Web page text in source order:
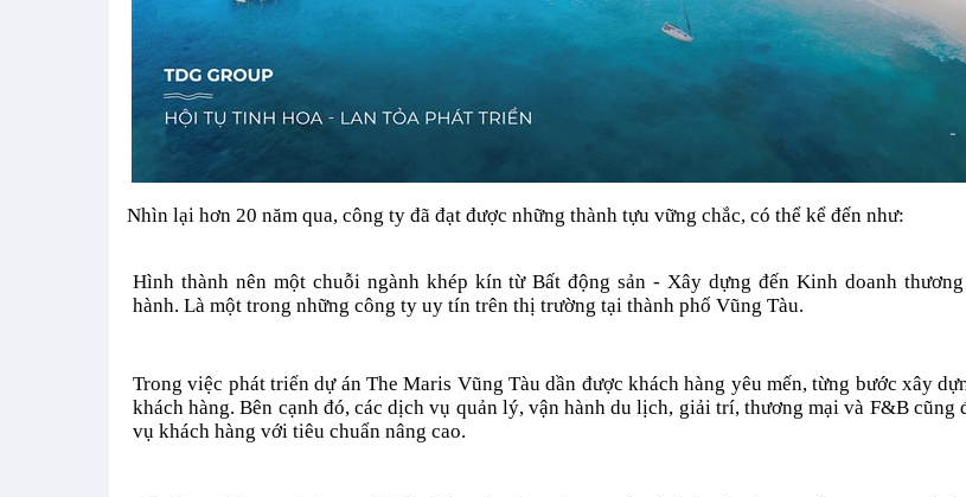
Nhìn lại hơn 20 năm qua, công ty đã đạt được những thành tựu vững chắc, có thể kể đến như:
Hình thành nên một chuỗi ngành khép kín từ Bất động sản - Xây dựng đến Kinh doanh
hành. Là một trong những công ty uy tín trên thị trường tại thành phố Vũng Tàu.
Trong việc phát triển dự án The Maris Vũng Tàu dần được khách hàng yêu mến, từng bước xây
khách hàng. Bên cạnh đó, các dịch vụ quản lý, vận hành du lịch, giải trí, thương mại và F&B cũng
vụ khách hàng với tiêu chuẩn nâng cao.